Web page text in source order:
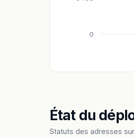
0
État du
Statuts des adresses